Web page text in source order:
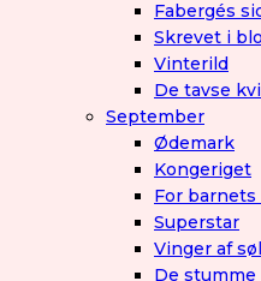
Fabergés
Skrevet i
Vinterild
De tavse
September
Ødemark
Kongeriget
For
Superstar
Vinger af
De